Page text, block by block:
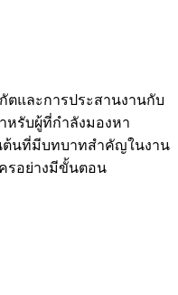
ตและการประสานงานกับ
หรับผู้ที่กำลังมองหา
ต้นที่มีบทบาทสำคัญในงาน
ครอย่างมีขั้นตอน